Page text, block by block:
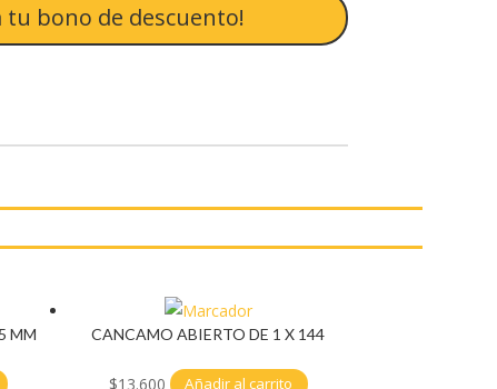
tu bono de descuento!
MM
CANCAMO ABIERTO DE 1 X 144
$13.600 Añadir al carrito